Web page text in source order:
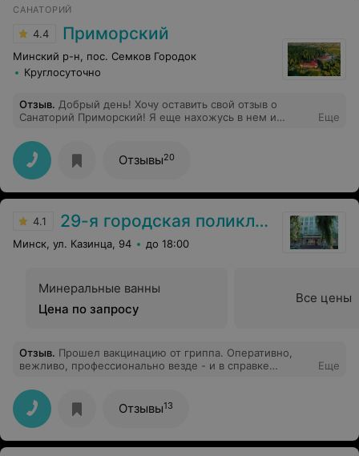
САНАТОРИЙ
4.4 Приморский
Минский р-н, пос. Семков Городок
Круглосуточно
Отзыв. Добрый день! Хочу оставить свой отзыв о
Санаторий Приморский! Я еще нахожусь в нем и
поделиться о грамотно подобранном индивдуально
каждому отдыхающему лечение и это заслуга лечащих
Врачей. Очень вкусное и главное правильное здорвое
питание,хорошее отношение работников мед
персонала и конечно огромное спасибо работникам
чистоту.Рекомендою!
Еще
Отзывы20
4.1 29-я городская поликлиника
Минск, ул. Казинца, 94 до 18:00
Минеральные ванны
Цена по запросу
Все цены
Отзыв. Прошел вакцинацию от гриппа. Оперативно,
вежливо, профессионально везде - и в справке
терапевта, и в процедурном кабинете особенно!
Огромное спасибо коллективу. Здоровья Вам и
терпения
Еще
Отзывы13